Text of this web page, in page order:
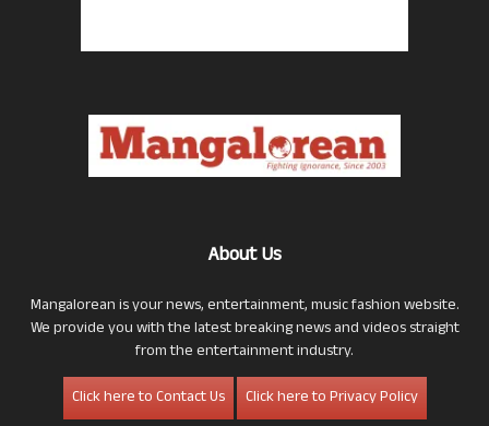
About Us
Mangalorean is your news, entertainment, music fashion website.
We provide you with the latest breaking news and videos straight
from the entertainment industry.
Click here to Contact Us
Click here to Privacy Policy